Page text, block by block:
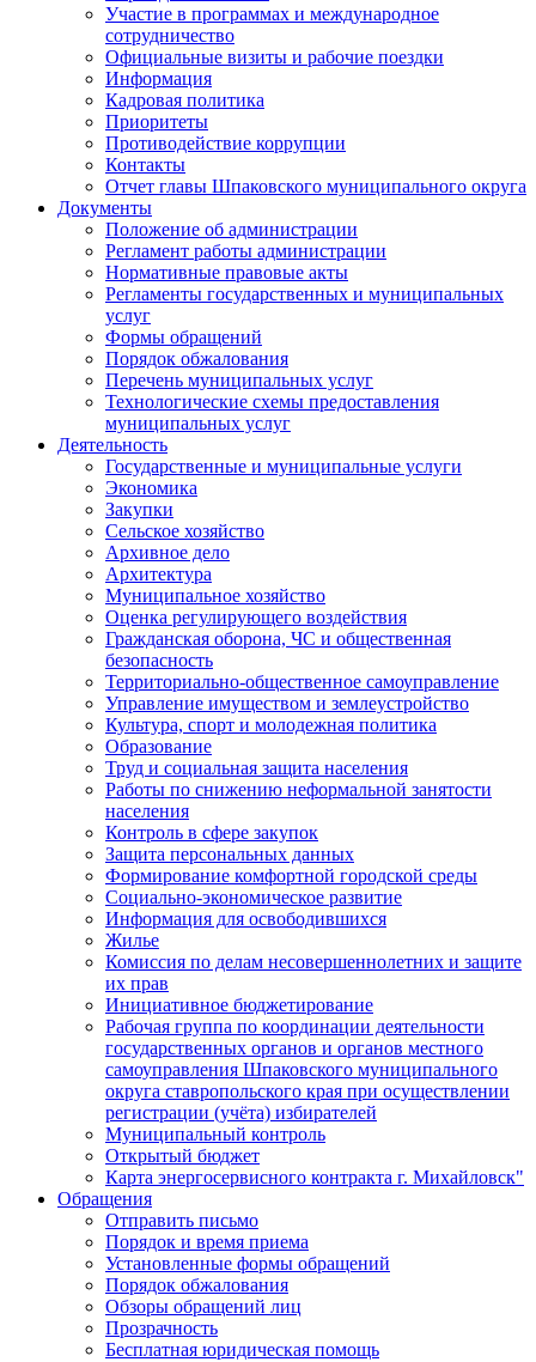
Участие в программах и международное
сотрудничество
Официальные визиты и рабочие поездки
Информация
Кадровая политика
Приоритеты
Противодействие коррупции
Контакты
Отчет главы Шпаковского муниципального округа
Документы
Положение об администрации
Регламент работы администрации
Нормативные правовые акты
Регламенты государственных и муниципальных
услуг
Формы обращений
Порядок обжалования
Перечень муниципальных услуг
Технологические схемы предоставления
муниципальных услуг
Деятельность
Государственные и муниципальные услуги
Экономика
Закупки
Сельское хозяйство
Архивное дело
Архитектура
Муниципальное хозяйство
Оценка регулирующего воздействия
Гражданская оборона, ЧС и общественная
безопасность
Территориально-общественное самоуправление
Управление имуществом и землеустройство
Культура, спорт и молодежная политика
Образование
Труд и социальная защита населения
Работы по снижению неформальной занятости
населения
Контроль в сфере закупок
Защита персональных данных
Формирование комфортной городской среды
Социально-экономическое развитие
Информация для освободившихся
Жилье
Комиссия по делам несовершеннолетних и защите
их прав
Инициативное бюджетирование
Рабочая группа по координации деятельности
государственных органов и органов местного
самоуправления Шпаковского муниципального
округа ставропольского края при осуществлении
регистрации (учёта) избирателей
Муниципальный контроль
Открытый бюджет
Карта энергосервисного контракта г. Михайловск"
Обращения
Отправить письмо
Порядок и время приема
Установленные формы обращений
Порядок обжалования
Обзоры обращений лиц
Прозрачность
Бесплатная юридическая помощь